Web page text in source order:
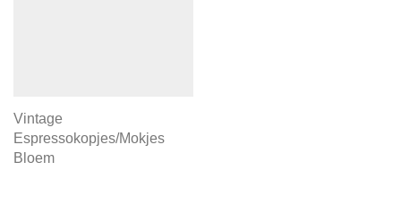
Vintage
Espressokopjes/Mokjes
Bloem